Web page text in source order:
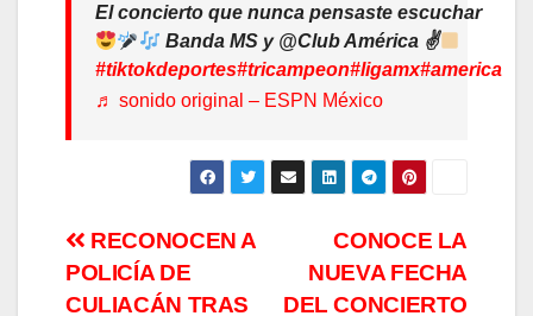
El concierto que nunca pensaste escuchar
Banda MS y @Club América ✌
#tiktokdeportes#tricampeon#ligamx#america
♬ sonido original – ESPN México
Navegación
de
CONOCE LA
NUEVA FECHA
DEL CONCIERTO
RECONOCEN A
POLICÍA DE
CULIACÁN TRAS